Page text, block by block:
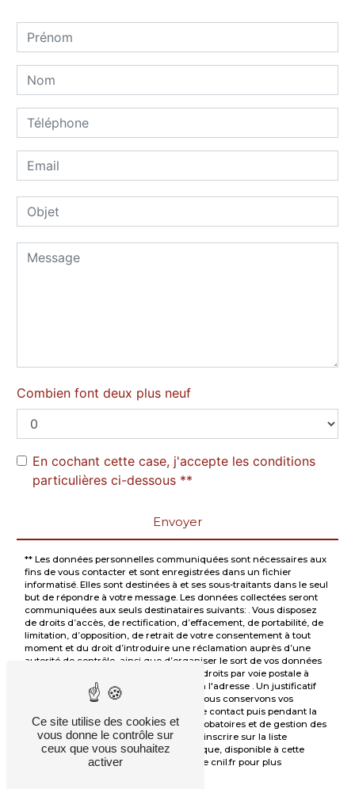
Combien font deux plus neuf
En cochant cette case, j'accepte les conditions
particulières ci-dessous **
Envoyer
** Les données personnelles communiquées sont nécessaires aux
fins de vous contacter et sont enregistrées dans un fichier
informatisé. Elles sont destinées à et ses sous-traitants dans le seul
but de répondre à votre message. Les données collectées seront
communiquées aux seuls destinataires suivants: . Vous disposez
de droits d’accès, de rectification, d’effacement, de portabilité, de
limitation, d’opposition, de retrait de votre consentement à tout
moment et du droit d’introduire une réclamation auprès d’une
autorité de contrôle, ainsi que d’organiser le sort de vos données
post-mortem. Vous pouvez exercer ces droits par voie postale à
l'adresse ou par courrier électronique à l'adresse . Un justificatif
d'identité pourra vous être demandé. Nous conservons vos
données pendant la période de prise de contact puis pendant la
durée de prescription légale aux fins probatoires et de gestion des
contentieux. Vous avez le droit de vous inscrire sur la liste
d'opposition au démarchage téléphonique, disponible à cette
Bloctel.gouv.fr
. Consultez le site cnil.fr pour plus
Ce site utilise des cookies et
vous donne le contrôle sur
ceux que vous souhaitez
activer